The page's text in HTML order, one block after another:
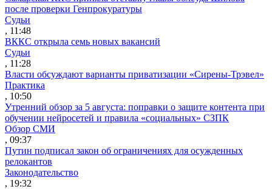
после проверки Генпрокуратуры
Судьи
, 11:48
ВККС открыла семь новых вакансий
Судьи
, 11:28
Власти обсуждают варианты приватизации «Сирены-Трэвел»
Практика
, 10:50
Утренний обзор за 5 августа: поправки о защите контента при
обучении нейросетей и правила «социальных» СЗПК
Обзор СМИ
, 09:37
Путин подписал закон об ограничениях для осужденных
релокантов
Законодательство
, 19:32